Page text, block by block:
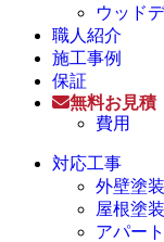
ウッド
職人紹介
施工事例
保証
無料お見積
費用
対応工事
外壁塗装
屋根塗装
アパー